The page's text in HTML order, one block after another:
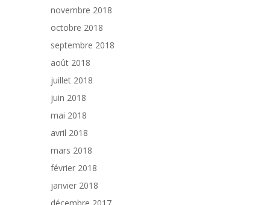
novembre 2018
octobre 2018
septembre 2018
août 2018
juillet 2018
juin 2018
mai 2018
avril 2018
mars 2018
février 2018
janvier 2018